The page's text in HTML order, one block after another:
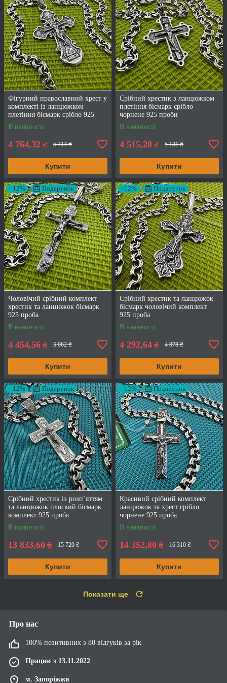
Фігурний православний хрест у
комплекті із ланцюжком
плетіння бісмарк срібло 925
проби
В наявності
4 764,32 ₴ 5 414 ₴
Купити
Срібний хрестик з ланцюжком
плетіння бісмарк срібло
чорнене 925 проби
В наявності
4 515,28 ₴ 5 131 ₴
Купити
–12% Подарунок
Чоловічий срібний комплект
хрестик та ланцюжок бісмарк
925 проба
В наявності
4 454,56 ₴ 5 062 ₴
Купити
–12% Подарунок
Срібний хрестик та ланцюжок
бісмарк чоловічий комплект
925 проба
В наявності
4 292,64 ₴ 4 878 ₴
Купити
–12% Подарунок
Срібний хрестик із розп`яттям
та ланцюжок плоский бісмарк
комплект 925 проба
В наявності
13 833,60 ₴ 15 720 ₴
Купити
–12% Подарунок
Красивий срібний комплект
ланцюжок та хрест срібло
чорнене 925 проба
В наявності
14 352,80 ₴ 16 310 ₴
Купити
Показати ще
Про нас
100% позитивних з 80 відгуків за рік
Працює з 13.11.2022
м. Запоріжжя